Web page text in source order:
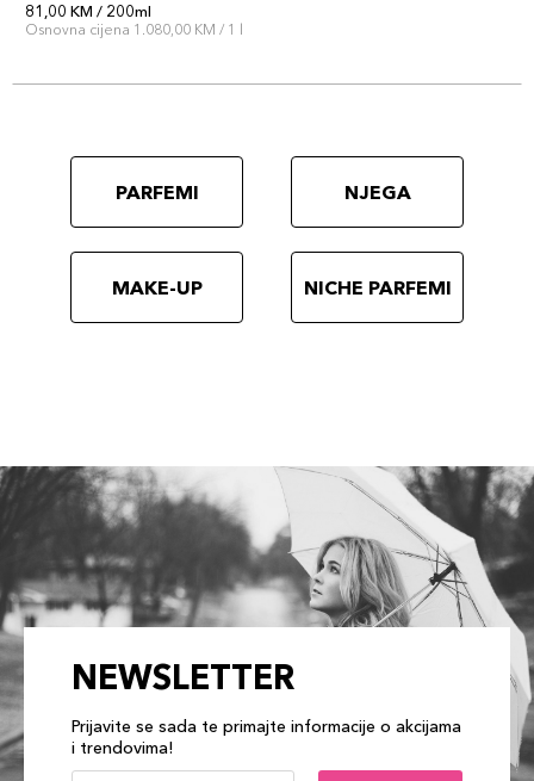
81,00 KM / 200ml
Osnovna cijena 1.080,00 KM / 1 l
PARFEMI NJEGA
MAKE-UP NICHE PARFEMI
NEWSLETTER
Prijavite se sada te primajte informacije o akcijama
i trendovima!